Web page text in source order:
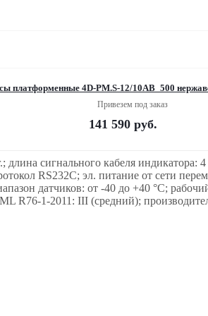
платформенные 4D-PM.S-12/10AB_500
Привезем под заказ
141 590руб.
длина сигнального кабеля индикатора:
RS232C; эл. питание от сети
датчиков: от -40 до +40 °С;
R76-1-2011: III (средний);